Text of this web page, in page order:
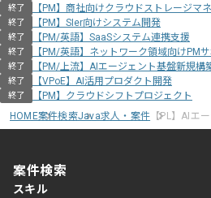
終了 【PM】商社向けクラウドストレージマ
終了 【PM】SIer向けシステム開発
終了 【PM/英語】SaaSシステム連携支援
終了 【PM/英語】ネットワーク領域向けPM
終了 【PM/上流】AIエージェント基盤新規構
終了 【VPoE】AI活用プロダクト開発
終了
【PM】クラウドシフトプロジェクト
HOME案件検索Java求人・案件 【PL】AIエ
案件検索
スキル